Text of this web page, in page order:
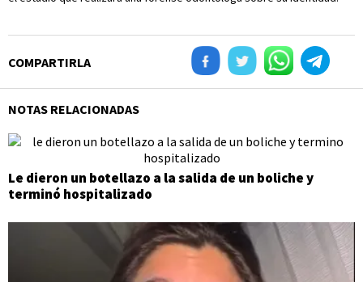
COMPARTIRLA
NOTAS RELACIONADAS
Le dieron un botellazo a la salida de un boliche y
terminó hospitalizado